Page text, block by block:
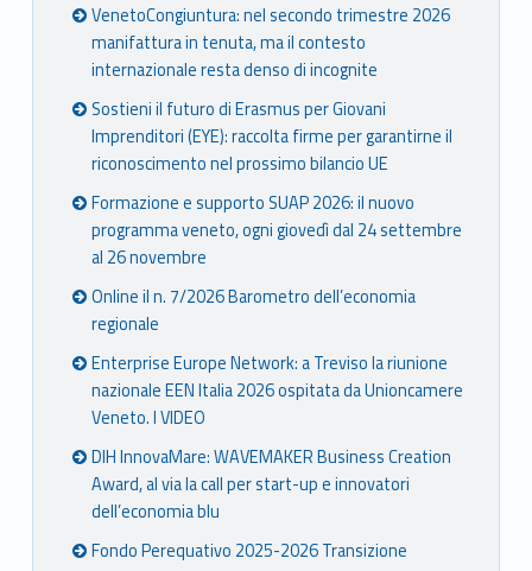
VenetoCongiuntura: nel secondo trimestre 2026
manifattura in tenuta, ma il contesto
internazionale resta denso di incognite
Sostieni il futuro di Erasmus per Giovani
Imprenditori (EYE): raccolta firme per garantirne il
riconoscimento nel prossimo bilancio UE
Formazione e supporto SUAP 2026: il nuovo
programma veneto, ogni giovedì dal 24 settembre
al 26 novembre
Online il n. 7/2026 Barometro dell’economia
regionale
Enterprise Europe Network: a Treviso la riunione
nazionale EEN Italia 2026 ospitata da Unioncamere
Veneto. I VIDEO
DIH InnovaMare: WAVEMAKER Business Creation
Award, al via la call per start-up e innovatori
dell’economia blu
Fondo Perequativo 2025-2026 Transizione